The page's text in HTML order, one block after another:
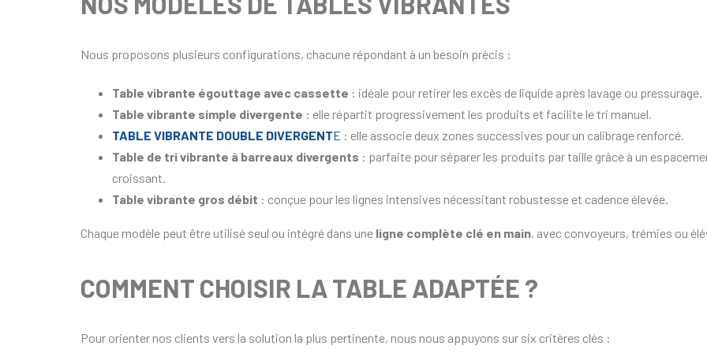
Nous proposons plusieurs configurations, chacune répondant à un besoin précis :
Table vibrante égouttage avec cassette : idéale pour retirer les excès de liquide après lavage ou pressurage.
Table vibrante simple divergente : elle répartit progressivement les produits et facilite le tri manuel.
TABLE VIBRANTE DOUBLE DIVERGENTE : elle associe deux zones successives pour un calibrage renforcé.
Table de tri vibrante à barreaux divergents : parfaite pour séparer les produits par taille grâce à un
croissant.
Table vibrante gros débit : conçue pour les lignes intensives nécessitant robustesse et cadence élevée.
Chaque modèle peut être utilisé seul ou intégré dans une ligne complète clé en main, avec convoyeurs, trémies ou
COMMENT CHOISIR LA TABLE ADAPTÉE ?
Pour orienter nos clients vers la solution la plus pertinente, nous nous appuyons sur six critères clés :